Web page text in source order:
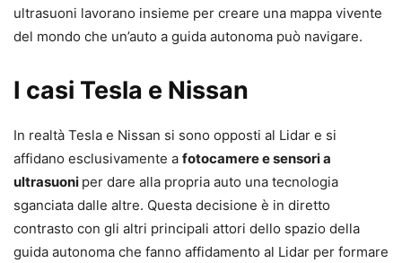
ultrasuoni lavorano insieme per creare una mappa vivente
del mondo che un’auto a guida autonoma può navigare.
I casi Tesla e Nissan
In realtà Tesla e Nissan si sono opposti al Lidar e si
affidano esclusivamente a fotocamere e sensori a
ultrasuoni per dare alla propria auto una tecnologia
sganciata dalle altre. Questa decisione è in diretto
contrasto con gli altri principali attori dello spazio della
guida autonoma che fanno affidamento al Lidar per formare